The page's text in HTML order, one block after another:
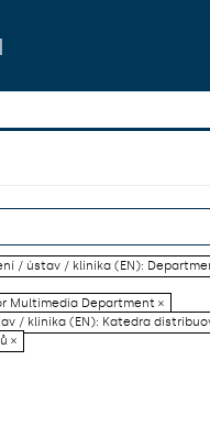
/ ústav / klinika (EN):
Multimedia Department ×
/ klinika (EN): Katedra
×